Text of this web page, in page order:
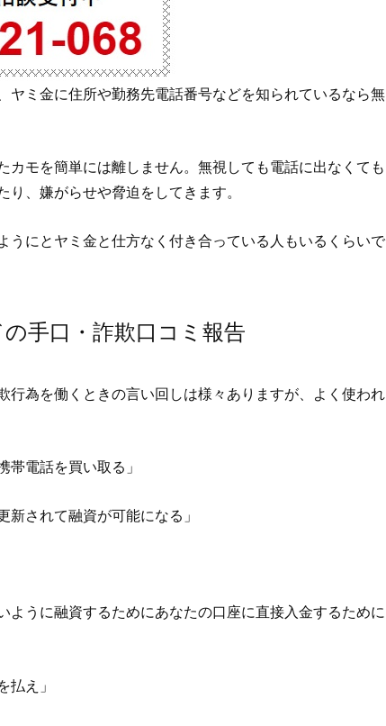
ヤミ金に住所や勤務先電話番号などを知られているなら無
カモを簡単には離しません。無視しても電話に出なくても
、嫌がらせや脅迫をしてきます。
うにとヤミ金と仕方なく付き合っている人もいるくらいで
の手口・詐欺口コミ報告
行為を働くときの言い回しは様々ありますが、よく使われ
帯電話を買い取る」
新されて融資が可能になる」
ように融資するためにあなたの口座に直接入金するために
払え」